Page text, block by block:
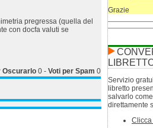
pregressa (quella del
con docfa valuti se
Oscurarlo 0 - Voti per Spam 0
Grazie
Servizio
libretto
salvarlo
direttamente